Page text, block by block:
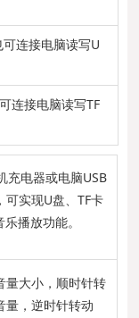
连接电脑读写U
连接电脑读写TF
充电器或电脑USB
可实现U盘、TF卡
播放功能。
量大小，顺时针转
量，逆时针转动